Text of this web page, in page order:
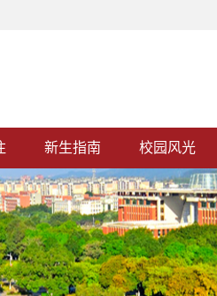
新生指南 校园风光